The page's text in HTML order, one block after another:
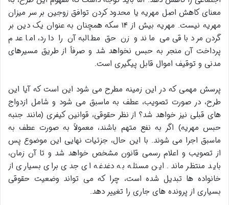
معنای کاهش اصل مهریه یا محدود کردن توافق زوجین بر سر میزان
مهریه نیست. مهریه بیش از ۱۴ سکه همچنان به عنوان یک دین بر
گردن مرد باقی می ماند و زن حق مطالبه آن را دارد، اما عدم
پرداخت آن منجر به حبس نخواهد شد و صرفاً از طریق مسیرهای
مدنی و توقیف اموال قابل پیگیری است.
پرسش مهمی که در این زمینه مطرح می شود این است که آیا این
طرح، در صورت تصویب، عطف به ماسبق می شود و شامل ازدواج
های قبلی نیز خواهد شد؟ از نظر حقوقی، قوانین کیفری (مانند جنبه
حبس مهریه) اگر به نفع متهم باشند، معمولاً به صورت عطف به
ماسبق اجرا می شوند. با این حال، جزئیات نهایی این موضوع پس
از تصویب و اعلام رسمی قانون مشخص خواهد شد و تا آن زمان،
باید منتظر ماند. این مسئله به دغدغه ای جدی برای بسیاری از
خانواده ها تبدیل شده است، چرا که می تواند وضعیت حقوقی
بسیاری از پرونده های جاری را تغییر دهد.